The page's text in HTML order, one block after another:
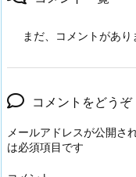
まだ、コメントがあり
コメントをどうぞ
メールアドレスが公開さ
は必須項目です